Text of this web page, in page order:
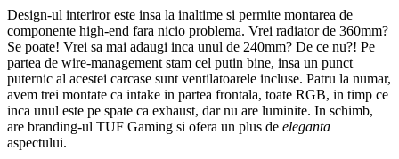
Design-ul interiror este insa la inaltime si permite montarea de
componente high-end fara nicio problema. Vrei radiator de 360mm?
Se poate! Vrei sa mai adaugi inca unul de 240mm? De ce nu?! Pe
partea de wire-management stam cel putin bine, insa un punct
puternic al acestei carcase sunt ventilatoarele incluse. Patru la numar,
avem trei montate ca intake in partea frontala, toate RGB, in timp ce
inca unul este pe spate ca exhaust, dar nu are luminite. In schimb,
are branding-ul TUF Gaming si ofera un plus de eleganta
aspectului.